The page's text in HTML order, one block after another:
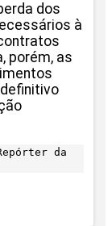
dos
à
porém, as
da